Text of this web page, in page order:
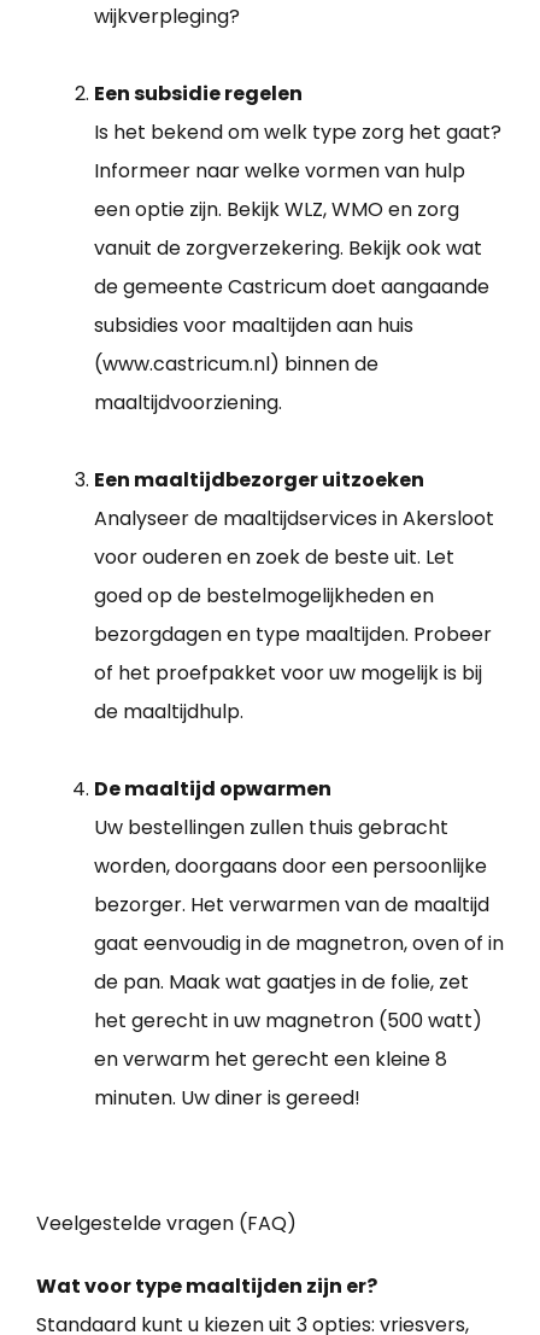
wijkverpleging?
Een subsidie regelen
Is het bekend om welk type zorg het gaat?
Informeer naar welke vormen van hulp
een optie zijn. Bekijk WLZ, WMO en zorg
vanuit de zorgverzekering. Bekijk ook wat
de gemeente Castricum doet aangaande
subsidies voor maaltijden aan huis
(www.castricum.nl) binnen de
maaltijdvoorziening.
Een maaltijdbezorger uitzoeken
Analyseer de maaltijdservices in Akersloot
voor ouderen en zoek de beste uit. Let
goed op de bestelmogelijkheden en
bezorgdagen en type maaltijden. Probeer
of het proefpakket voor uw mogelijk is bij
de maaltijdhulp.
De maaltijd opwarmen
Uw bestellingen zullen thuis gebracht
worden, doorgaans door een persoonlijke
bezorger. Het verwarmen van de maaltijd
gaat eenvoudig in de magnetron, oven of in
de pan. Maak wat gaatjes in de folie, zet
het gerecht in uw magnetron (500 watt)
en verwarm het gerecht een kleine 8
minuten. Uw diner is gereed!
Veelgestelde vragen (FAQ)
Wat voor type maaltijden zijn er?
Standaard kunt u kiezen uit 3 opties: vriesvers,